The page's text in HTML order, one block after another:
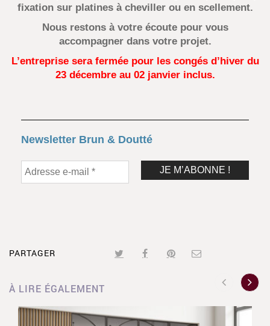
fixation sur platines à cheviller ou en scellement.
Nous restons à votre écoute pour vous
accompagner dans votre projet.
L’entreprise sera fermée pour les congés d’hiver du
23 décembre au 02 janvier inclus.
Newsletter Brun & Doutté
PARTAGER
À LIRE ÉGALEMENT